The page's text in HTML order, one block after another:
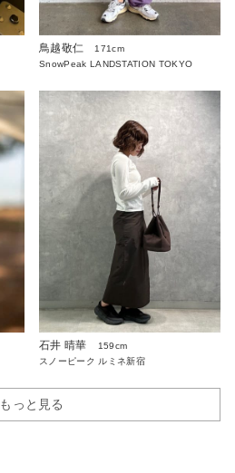
鳥越敬仁
171cm
SnowPeak LANDSTATION TOKYO
石井 晴華
159cm
スノーピーク ルミネ新宿
もっと見る